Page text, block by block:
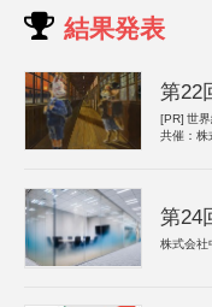
結果発表
第22
[PR] 世
共催：株
第24
株式会社